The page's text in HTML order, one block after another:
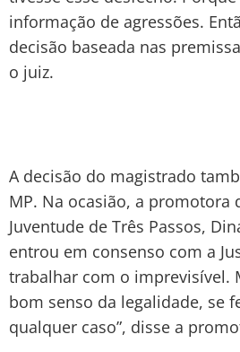
informação de agressões.
decisão baseada nas
o juiz.
A decisão do magistrado
MP. Na ocasião, a promotora
Juventude de Três Passos,
entrou em consenso com a
trabalhar com o imprevisível.
bom senso da legalidade, se
qualquer caso”, disse a